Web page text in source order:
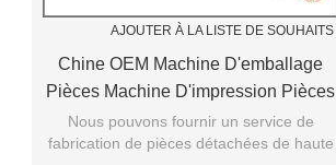
AJOUTER À LA LISTE DE SOUHAITS
Chine OEM Machine D'emballage
Pièces Machine D'impression Pièces
De Haute Précision Usinage De
Pièces En Aluminium
Nous pouvons fournir un service de
fabrication de pièces détachées de haute